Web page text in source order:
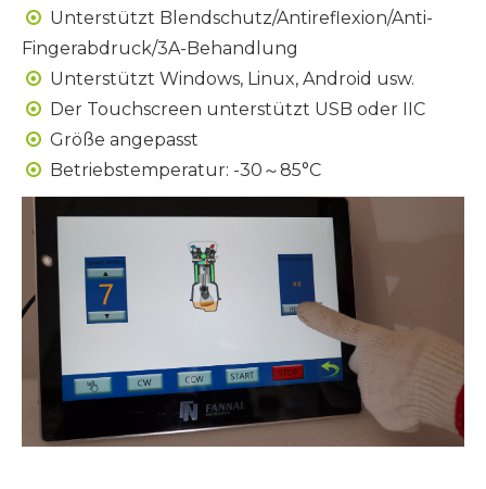
 Unterstützt Blendschutz/Antireflexion/Anti-
Fingerabdruck/3A-Behandlung
 Unterstützt Windows, Linux, Android usw.
 Der Touchscreen unterstützt USB oder IIC
 Größe angepasst
 Betriebstemperatur: -30～85°C